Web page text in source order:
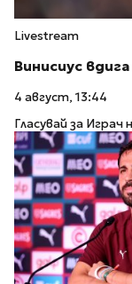
Livestream
Винисиус
4 август, 13:44
Гласувай за